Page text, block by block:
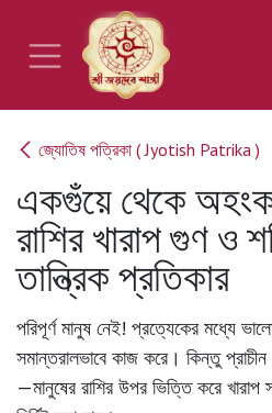
Skip to Content
জ্যোতিষ পত্রিকা ( Jyotish Patrika )
একগুঁয়ে থেকে
রাশির খারাপ গুণ ও
তান্ত্রিক প্রতিকার
পরিপূর্ণ মানুষ নেই! প্রত্যেকের মধ্যে
সমান্তরালভাবে কাজ করে। কিন্তু
—মানুষের রাশির উপর ভিত্তি করে